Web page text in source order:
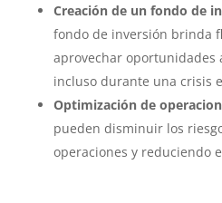
Creación de un fondo de
fondo de inversión brinda
aprovechar oportunidades
incluso durante una crisis
Optimización de
pueden disminuir los
operaciones y reduciendo